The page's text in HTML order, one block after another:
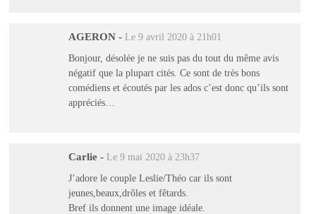
AGERON - Le 9 avril 2020 à 21h01
Bonjour, désolée je ne suis pas du tout du même avis
négatif que la plupart cités. Ce sont de très bons
comédiens et écoutés par les ados c’est donc qu’ils sont
appréciés…
Carlie - Le 9 mai 2020 à 23h37
J’adore le couple Leslie/Théo car ils sont
jeunes,beaux,drôles et fêtards.
Bref ils donnent une image idéale.